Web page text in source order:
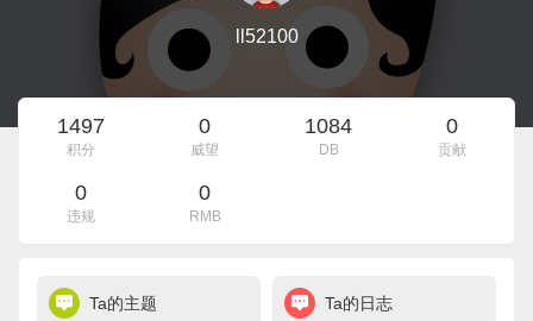
ll52100
1497
积分
0
威望
1084
DB
0
贡献
0
违规
0
RMB
Ta的主题 Ta的日志